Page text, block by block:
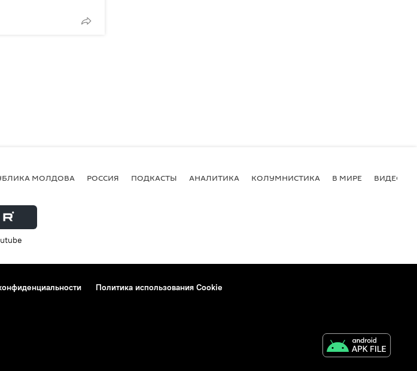
МОЛДОВА РОССИЯ ПОДКАСТЫ АНАЛИТИКА КОЛУМНИСТИКА В МИРЕ ВИДЕО
Политика использования Cookie